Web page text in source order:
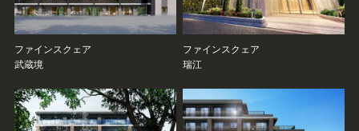
ファインスクェア
武蔵境
ファインスクェア
瑞江